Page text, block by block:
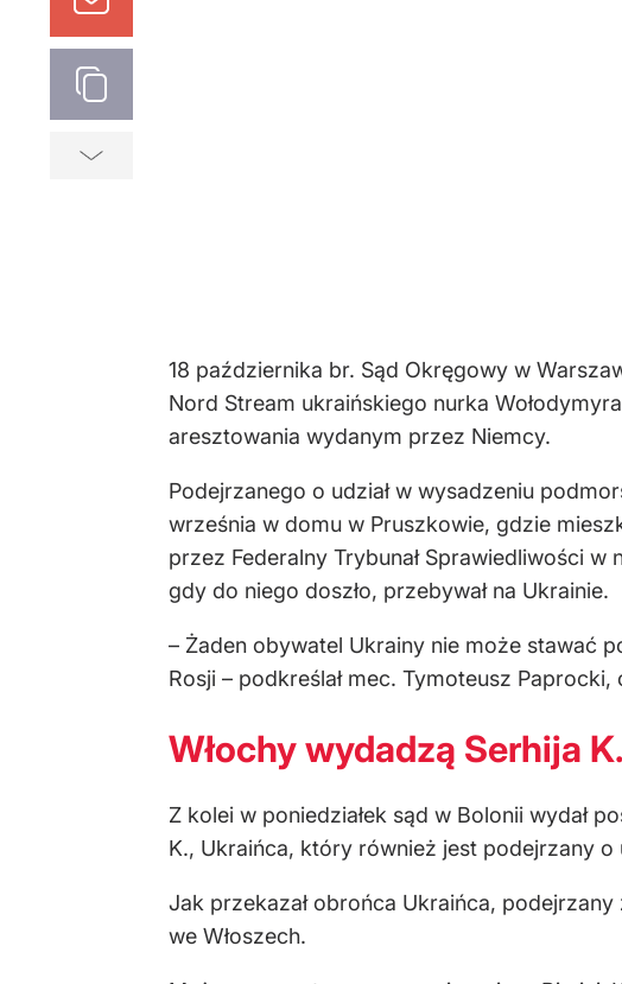
18 października br. Sąd Okręgowy w
Nord Stream ukraińskiego nurka
aresztowania wydanym przez Niemcy.
Podejrzanego o udział w wysadzeniu
września w domu w Pruszkowie, gdzie
przez Federalny Trybunał Sprawiedliwości
gdy do niego doszło, przebywał na Ukrainie.
– Żaden obywatel Ukrainy nie może stawać
Rosji – podkreślał mec. Tymoteusz Paprocki,
Włochy wydadzą Serhija
Z kolei w poniedziałek sąd w Bolonii wydał
K., Ukraińca, który również jest podejrzany o
Jak przekazał obrońca Ukraińca,
we Włoszech.